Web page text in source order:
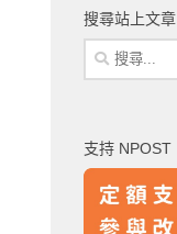
搜尋站上文章
搜
尋
字:
支持 NPOST